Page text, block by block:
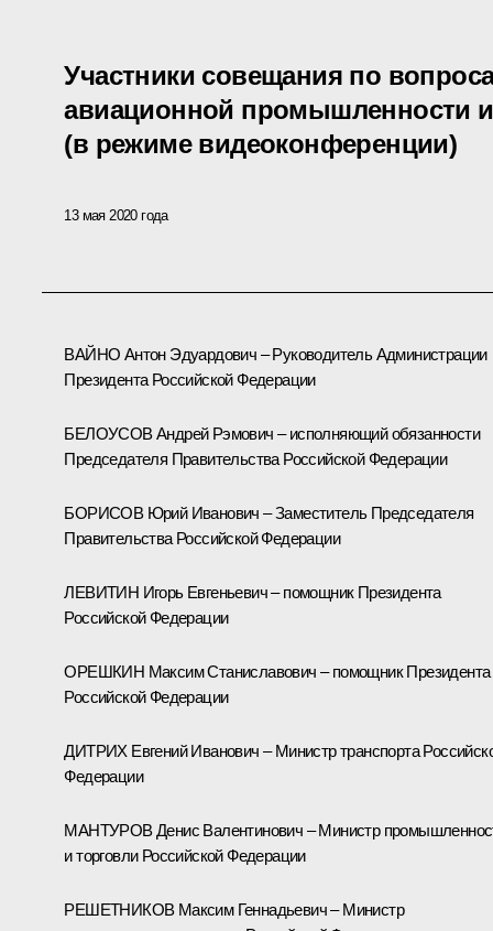
Участники совещания по
авиационной промышленности и
(в режиме видеоконференции)
13 мая 2020 года
ВАЙНО Антон Эдуардович – Руководитель Администрации
Президента Российской Федерации
БЕЛОУСОВ Андрей Рэмович – исполняющий обязанности
Председателя Правительства Российской Федерации
БОРИСОВ Юрий Иванович – Заместитель Председателя
Правительства Российской Федерации
ЛЕВИТИН Игорь Евгеньевич – помощник Президента
Российской Федерации
ОРЕШКИН Максим Станиславович – помощник Президента
Российской Федерации
ДИТРИХ Евгений Иванович – Министр транспорта
Федерации
МАНТУРОВ Денис Валентинович – Министр
и торговли Российской Федерации
РЕШЕТНИКОВ Максим Геннадьевич – Министр